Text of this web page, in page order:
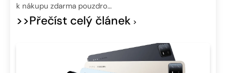
k nákupu zdarma pouzdro…
>>Přečíst celý článek